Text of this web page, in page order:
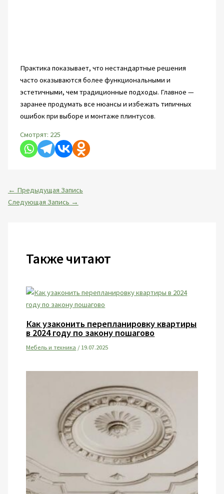
Практика показывает, что нестандартные решения
часто оказываются более функциональными и
эстетичными, чем традиционные подходы. Главное —
заранее продумать все нюансы и избежать типичных
ошибок при выборе и монтаже плинтусов.
Смотрят: 225
← Предыдущая Запись
Следующая Запись →
Также читают
Как узаконить перепланировку квартиры
в 2024 году по закону пошагово
Мебель и техника /19.07.2025